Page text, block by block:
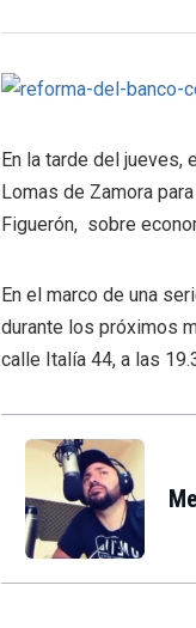
En la tarde del jueves,
Lomas de Zamora
Figuerón, sobre
En el marco de una
durante los próximos
calle Italía 44, a las